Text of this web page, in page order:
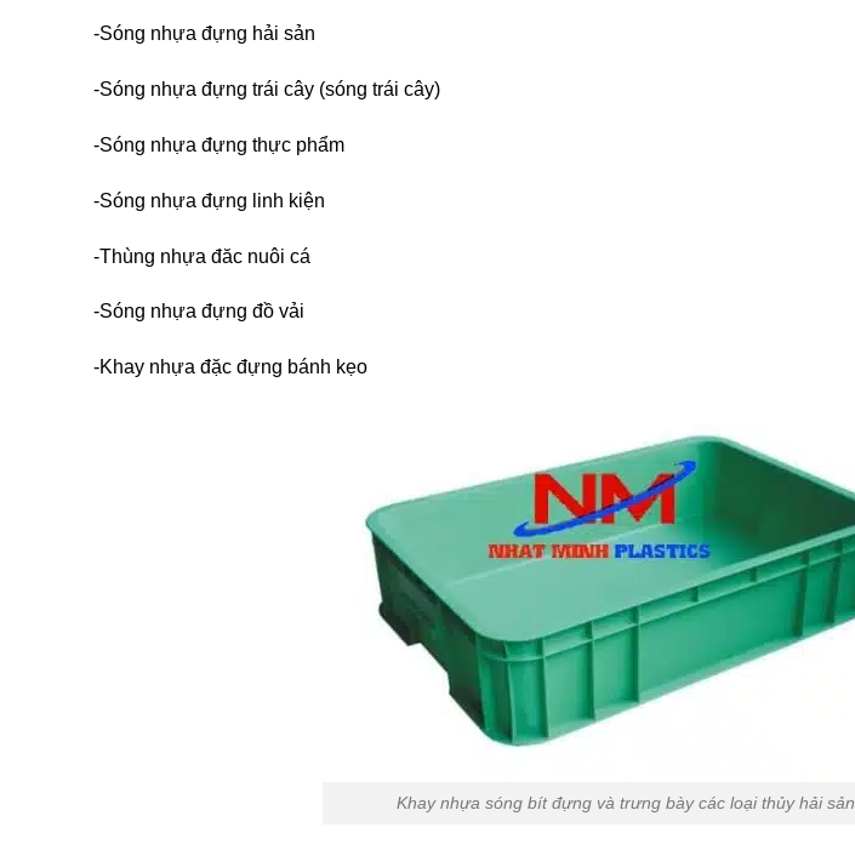
-Sóng nhựa đựng hải sản
-Sóng nhựa đựng trái cây (sóng trái cây)
-Sóng nhựa đựng thực phẩm
-Sóng nhựa đựng linh kiện
-Thùng nhựa đăc nuôi cá
-Sóng nhựa đựng đồ vải
-Khay nhựa đặc đựng bánh kẹo
Khay nhựa sóng bít đựng và trưng bày các loại thủy hải sản